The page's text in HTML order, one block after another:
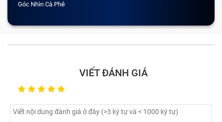
Góc Nhìn Cà Phê
VIẾT ĐÁNH GIÁ